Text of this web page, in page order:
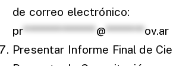
de correo electrónico:
pr***************@********ov.ar
Presentar Informe Final de